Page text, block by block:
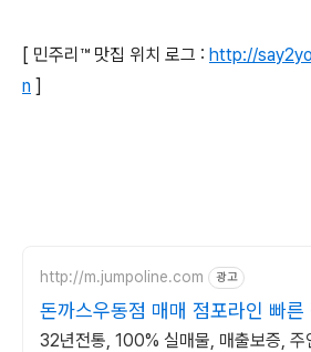
[ 민주리™ 맛집 위치 로그 : http://
n ]
http://m.jumpoline.com 광고
돈까스우동점 매매 점포라인 빠른
래 & 안전중개거래
32년전통, 100% 실매물, 매출보증, 주